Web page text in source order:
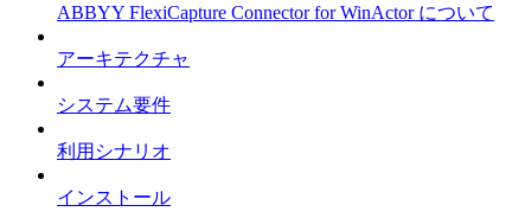
ABBYY FlexiCapture Connector for WinActor について
アーキテクチャ
システム要件
利用シナリオ
インストール